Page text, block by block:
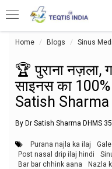
Home Blogs Sinus
🏆 पुराना नज़ला,
साइनस का
Satish
By Dr Satish Sharma DHMS
Purana najla ka ilaj
Post nasal drip ilaj hindi
Bar bar chhink aana
Nazla